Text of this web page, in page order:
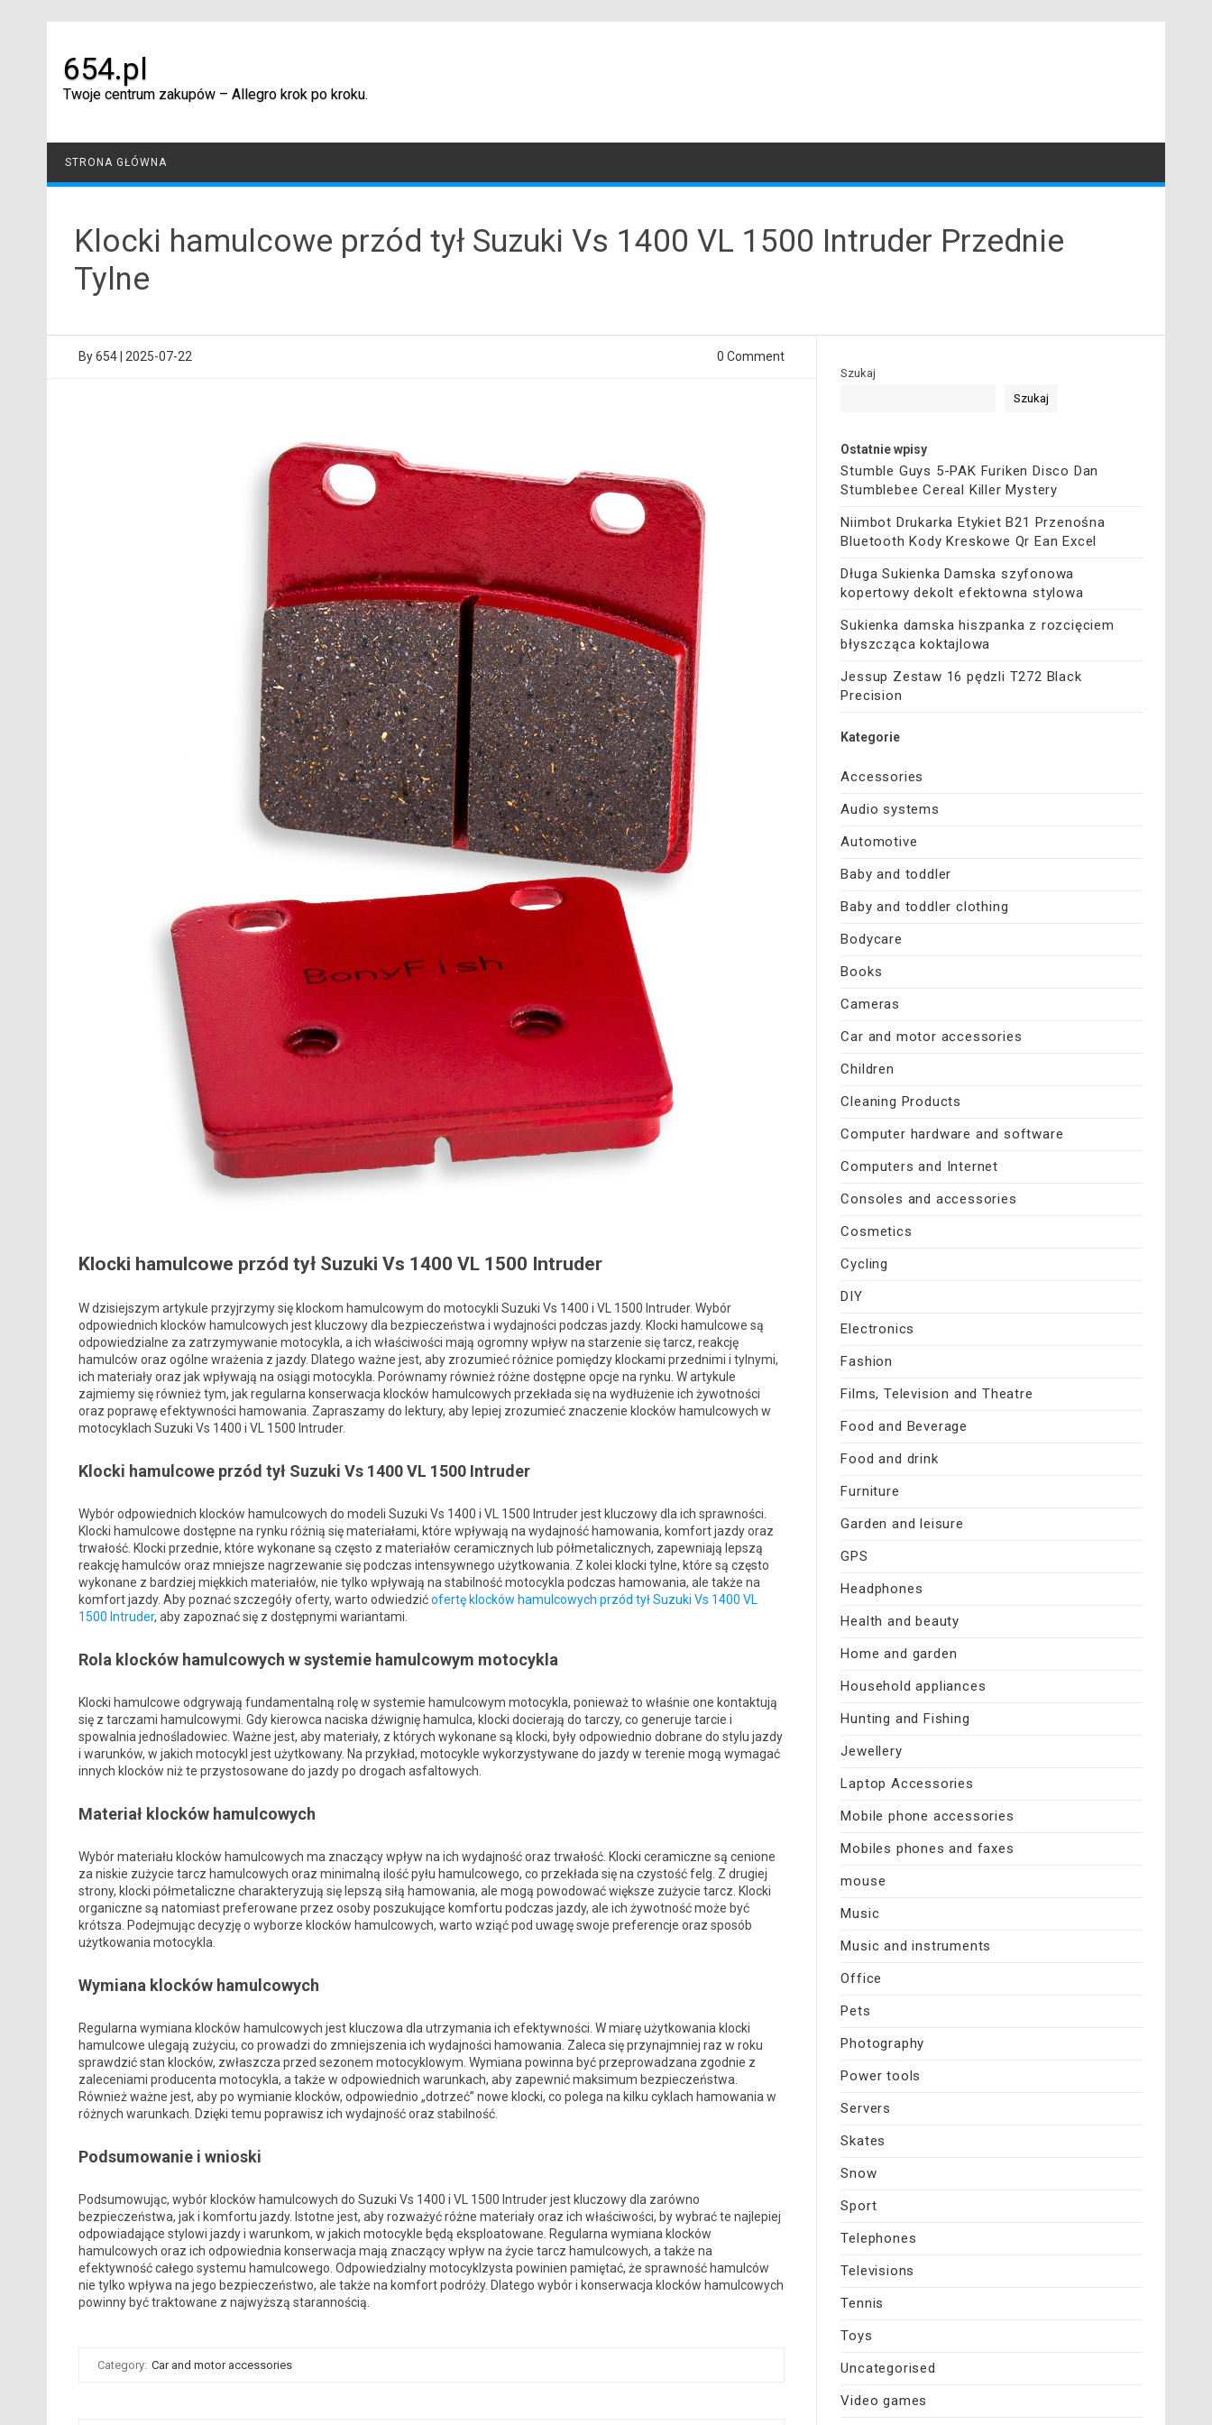
654.pl
Twoje centrum zakupów – Allegro krok po kroku.
STRONA GŁÓWNA
Klocki hamulcowe przód tył Suzuki Vs 1400 VL 1500 Intruder Przednie
Tylne
By654 2025-07-22 0 Comment
Klocki hamulcowe przód tył Suzuki Vs 1400 VL 1500 Intruder
W dzisiejszym artykule przyjrzymy się klockom hamulcowym do motocykli Suzuki Vs 1400 i VL 1500 Intruder. Wybór
odpowiednich klocków hamulcowych jest kluczowy dla bezpieczeństwa i wydajności podczas jazdy. Klocki hamulcowe są
odpowiedzialne za zatrzymywanie motocykla, a ich właściwości mają ogromny wpływ na starzenie się tarcz, reakcję
hamulców oraz ogólne wrażenia z jazdy. Dlatego ważne jest, aby zrozumieć różnice pomiędzy klockami przednimi i tylnymi,
ich materiały oraz jak wpływają na osiągi motocykla. Porównamy również różne dostępne opcje na rynku. W artykule
zajmiemy się również tym, jak regularna konserwacja klocków hamulcowych przekłada się na wydłużenie ich żywotności
oraz poprawę efektywności hamowania. Zapraszamy do lektury, aby lepiej zrozumieć znaczenie klocków hamulcowych w
motocyklach Suzuki Vs 1400 i VL 1500 Intruder.
Klocki hamulcowe przód tył Suzuki Vs 1400 VL 1500 Intruder
Wybór odpowiednich klocków hamulcowych do modeli Suzuki Vs 1400 i VL 1500 Intruder jest kluczowy dla ich sprawności.
Klocki hamulcowe dostępne na rynku różnią się materiałami, które wpływają na wydajność hamowania, komfort jazdy oraz
trwałość. Klocki przednie, które wykonane są często z materiałów ceramicznych lub półmetalicznych, zapewniają lepszą
reakcję hamulców oraz mniejsze nagrzewanie się podczas intensywnego użytkowania. Z kolei klocki tylne, które są często
wykonane z bardziej miękkich materiałów, nie tylko wpływają na stabilność motocykla podczas hamowania, ale także na
komfort jazdy. Aby poznać szczegóły oferty, warto odwiedzićofertę klocków hamulcowych przód tył Suzuki Vs 1400 VL
1500 Intruder, aby zapoznać się z dostępnymi wariantami.
Rola klocków hamulcowych w systemie hamulcowym motocykla
Klocki hamulcowe odgrywają fundamentalną rolę w systemie hamulcowym motocykla, ponieważ to właśnie one kontaktują
się z tarczami hamulcowymi. Gdy kierowca naciska dźwignię hamulca, klocki docierają do tarczy, co generuje tarcie i
spowalnia jednośladowiec. Ważne jest, aby materiały, z których wykonane są klocki, były odpowiednio dobrane do stylu jazdy
i warunków, w jakich motocykl jest użytkowany. Na przykład, motocykle wykorzystywane do jazdy w terenie mogą wymagać
innych klocków niż te przystosowane do jazdy po drogach asfaltowych.
Materiał klocków hamulcowych
Wybór materiału klocków hamulcowych ma znaczący wpływ na ich wydajność oraz trwałość. Klocki ceramiczne są cenione
za niskie zużycie tarcz hamulcowych oraz minimalną ilość pyłu hamulcowego, co przekłada się na czystość felg. Z drugiej
strony, klocki półmetaliczne charakteryzują się lepszą siłą hamowania, ale mogą powodować większe zużycie tarcz. Klocki
organiczne są natomiast preferowane przez osoby poszukujące komfortu podczas jazdy, ale ich żywotność może być
krótsza. Podejmując decyzję o wyborze klocków hamulcowych, warto wziąć pod uwagę swoje preferencje oraz sposób
użytkowania motocykla.
Wymiana klocków hamulcowych
Regularna wymiana klocków hamulcowych jest kluczowa dla utrzymania ich efektywności. W miarę użytkowania klocki
hamulcowe ulegają zużyciu, co prowadzi do zmniejszenia ich wydajności hamowania. Zaleca się przynajmniej raz w roku
sprawdzić stan klocków, zwłaszcza przed sezonem motocyklowym. Wymiana powinna być przeprowadzana zgodnie z
zaleceniami producenta motocykla, a także w odpowiednich warunkach, aby zapewnić maksimum bezpieczeństwa.
Również ważne jest, aby po wymianie klocków, odpowiednio „dotrzeć” nowe klocki, co polega na kilku cyklach hamowania w
różnych warunkach. Dzięki temu poprawisz ich wydajność oraz stabilność.
Podsumowanie i wnioski
Podsumowując, wybór klocków hamulcowych do Suzuki Vs 1400 i VL 1500 Intruder jest kluczowy dla zarówno
bezpieczeństwa, jak i komfortu jazdy. Istotne jest, aby rozważyć różne materiały oraz ich właściwości, by wybrać te najlepiej
odpowiadające stylowi jazdy i warunkom, w jakich motocykle będą eksploatowane. Regularna wymiana klocków
hamulcowych oraz ich odpowiednia konserwacja mają znaczący wpływ na życie tarcz hamulcowych, a także na
efektywność całego systemu hamulcowego. Odpowiedzialny motocyklzysta powinien pamiętać, że sprawność hamulców
nie tylko wpływa na jego bezpieczeństwo, ale także na komfort podróży. Dlatego wybór i konserwacja klocków hamulcowych
powinny być traktowane z najwyższą starannością.
Category: Car and motor accessories
Szukaj
Szukaj
Ostatnie wpisy
Stumble Guys 5-PAK Furiken Disco Dan
Stumblebee Cereal Killer Mystery
Niimbot Drukarka Etykiet B21 Przenośna
Bluetooth Kody Kreskowe Qr Ean Excel
Długa Sukienka Damska szyfonowa
kopertowy dekolt efektowna stylowa
Sukienka damska hiszpanka z rozcięciem
błyszcząca koktajlowa
Jessup Zestaw 16 pędzli T272 Black
Precision
Kategorie
Accessories
Audio systems
Automotive
Baby and toddler
Baby and toddler clothing
Bodycare
Books
Cameras
Car and motor accessories
Children
Cleaning Products
Computer hardware and software
Computers and Internet
Consoles and accessories
Cosmetics
Cycling
DIY
Electronics
Fashion
Films, Television and Theatre
Food and Beverage
Food and drink
Furniture
Garden and leisure
GPS
Headphones
Health and beauty
Home and garden
Household appliances
Hunting and Fishing
Jewellery
Laptop Accessories
Mobile phone accessories
Mobiles phones and faxes
mouse
Music
Music and instruments
Office
Pets
Photography
Power tools
Servers
Skates
Snow
Sport
Telephones
Televisions
Tennis
Toys
Uncategorised
Video games